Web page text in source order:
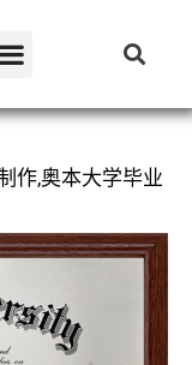
作,奥本大学毕业